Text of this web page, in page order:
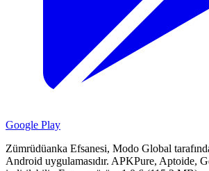
Google Play
Zümrüdüanka Efsanesi, Modo Global
Android uygulamasıdır. APKPure, Aptoide,